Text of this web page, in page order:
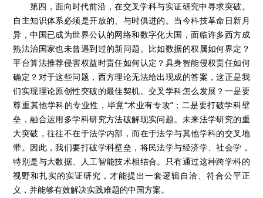
第四，面向时代前沿，在交叉学科与实证研究中寻求突破。
自主知识体系必须是开放的、与时俱进的。当今科技革命日新月
异，中国已成为世界公认的网络和数字化大国，面临许多西方成
熟法治国家也未曾遇到过的新问题。比如数据的权属如何界定？
平台算法推荐侵害权益时责任如何认定？具身智能侵权责任如何
确定？对于这些问题，西方理论无法给出现成的答案，这正是我
们实现理论原创性突破的最佳契机。交叉学科怎么发展？一是要
尊重其他学科的专业性，毕竟“术业有专攻”；二是要打破学科壁
垒，融合运用多学科研究方法破解现实问题。未来法学研究的重
大突破，往往不在于法学内部，而在于法学与其他学科的交叉地
带。因此，我们要打破学科壁垒，将民法学与经济学、社会学，
特别是与大数据、人工智能技术相结合。只有通过这种跨学科的
视野和扎实的实证研究，才能提出一套逻辑自洽、符合公平正
义，并能够有效解决实践难题的中国方案。